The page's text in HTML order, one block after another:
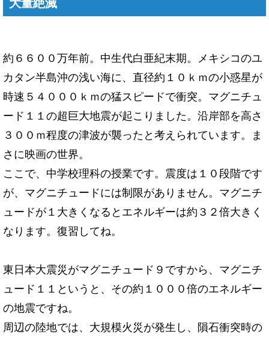
約６６００万年前。中生代白亜紀末期。メキシコのユ
カタン半島沖の浅い海に、直径約１０ｋｍの小惑星が
時速５４０００ｋｍの猛スピードで衝突。マグニチュ
ード１１の超巨大地震が起こりました。沿岸部を高さ
３００ｍ程度の津波が襲ったと考えられています。ま
さに映画の世界。
ここで、中学校理科の授業です。震度は１０段階です
が、マグニチュードには制限がありません。マグニチ
ュードが１大きくなるとエネルギーは約３２倍大きく
なります。復習してね。
東日本大震災がマグニチュード９ですから、マグニチ
ュード１１というと、その約１０００倍のエネルギー
の地震ですね。
周辺の陸地では、大規模火災が発生し、隕石衝突時の